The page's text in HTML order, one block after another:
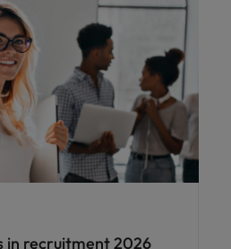
in recruitment 2026